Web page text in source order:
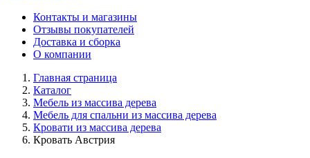
Контакты и магазины
Отзывы покупателей
Доставка и сборка
О компании
Главная страница
Каталог
Мебель из массива дерева
Мебель для спальни из массива дерева
Кровати из массива дерева
Кровать Австрия